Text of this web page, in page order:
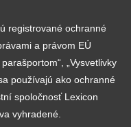
registrované ochranné
a právom EÚ
„Vysvetlivky
používajú ako ochranné
spoločnosť Lexicon
vyhradené.